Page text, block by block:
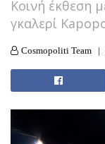
Κοινή έκθεση
γκαλερί
Cosmopoliti Team